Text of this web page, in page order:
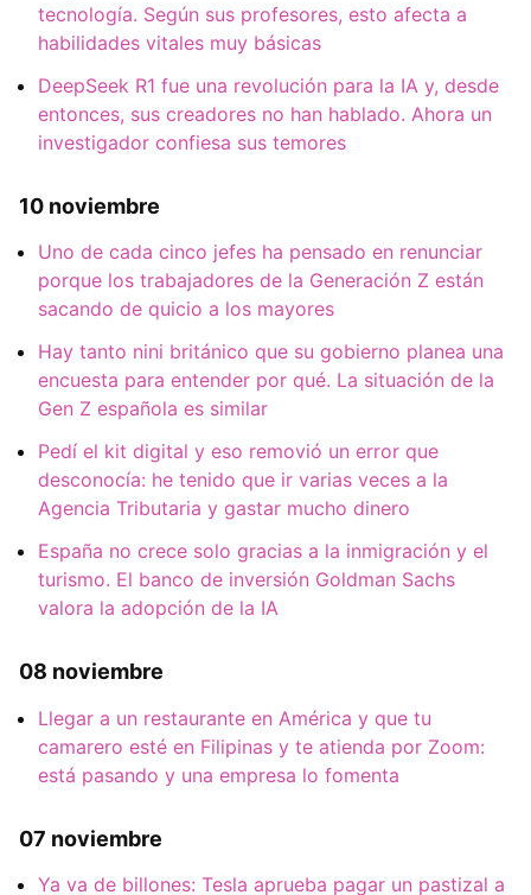
tecnología. Según sus profesores, esto afecta a
habilidades vitales muy básicas
DeepSeek R1 fue una revolución para la IA y, desde
entonces, sus creadores no han hablado. Ahora un
investigador confiesa sus temores
10 noviembre
Uno de cada cinco jefes ha pensado en renunciar
porque los trabajadores de la Generación Z están
sacando de quicio a los mayores
Hay tanto nini británico que su gobierno planea una
encuesta para entender por qué. La situación de la
Gen Z española es similar
Pedí el kit digital y eso removió un error que
desconocía: he tenido que ir varias veces a la
Agencia Tributaria y gastar mucho dinero
España no crece solo gracias a la inmigración y el
turismo. El banco de inversión Goldman Sachs
valora la adopción de la IA
08 noviembre
Llegar a un restaurante en América y que tu
camarero esté en Filipinas y te atienda por Zoom:
está pasando y una empresa lo fomenta
07 noviembre
Ya va de billones: Tesla aprueba pagar un pastizal a